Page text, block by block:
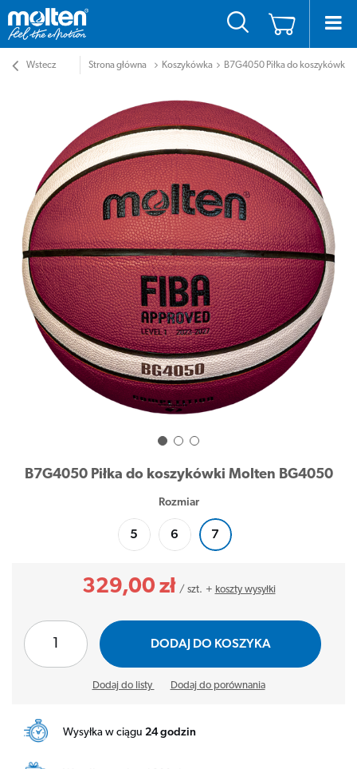
Wstecz Strona główna Koszykówka B7G4050 Piłka do koszykówki
B7G4050 Piłka do koszykówki Molten BG4050
Rozmiar
5 6 7
329,00 zł / szt. + koszty wysyłki
DODAJ DO KOSZYKA
Dodaj do listy Dodaj do porównania
Wysyłka w ciągu 24 godzin